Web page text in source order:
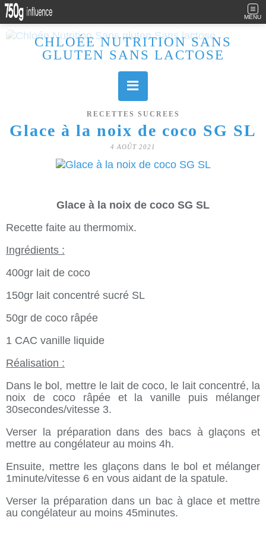
MENU
CHLOÉE NUTRITION SANS
GLUTEN SANS LACTOSE
RECETTES SUCREES
Glace à la noix de coco SG SL
4 AOÛT 2021
Glace à la noix de coco SG SL
Recette faite au thermomix.
Ingrédients :
400gr lait de coco
150gr lait concentré sucré SL
50gr de coco râpée
1 CAC vanille liquide
Réalisation :
Dans le bol, mettre le lait de coco, le lait concentré, la
noix de coco râpée et la vanille puis mélanger
30secondes/vitesse 3.
Verser la préparation dans des bacs à glaçons et
mettre au congélateur au moins 4h.
Ensuite, mettre les glaçons dans le bol et mélanger
1minute/vitesse 6 en vous aidant de la spatule.
Verser la préparation dans un bac à glace et mettre
au congélateur au moins 45minutes.